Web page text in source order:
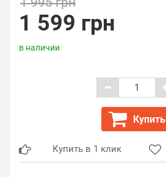
1 599 грн
в наличии
Купить
Купить в 1 клик